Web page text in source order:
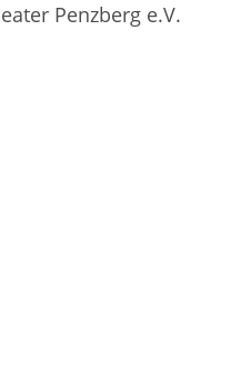
Penzberg e.V.